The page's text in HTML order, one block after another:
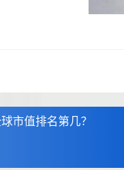
市值排名第几？